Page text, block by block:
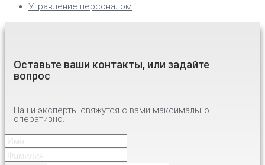
Управление персоналом
Оставьте ваши контакты, или задайте
вопрос
Наши эксперты свяжутся с вами максимально
оперативно.